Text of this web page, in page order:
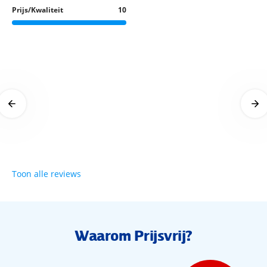
Wellness
relaxen in stijl.
Geen moment verveling bij ME Marbella! Doe een workout
in de fitnessruimte of sluit aan bij het animatieprogramma.
Prijs/Kwaliteit 10
Toon alle reviews
Waarom Prijsvrij?